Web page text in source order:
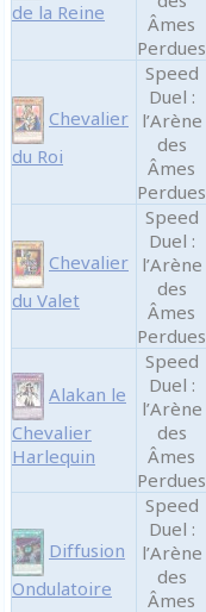
de la Reine
Âmes
Perdues
Chevalier
du Roi
Speed
Duel :
l’Arène
des
Âmes
Perdues
Chevalier
du Valet
Speed
Duel :
l’Arène
des
Âmes
Perdues
Alakan le
Chevalier
Harlequin
Speed
Duel :
l’Arène
des
Âmes
Perdues
Diffusion
Ondulatoire
Speed
Duel :
l’Arène
des
Âmes